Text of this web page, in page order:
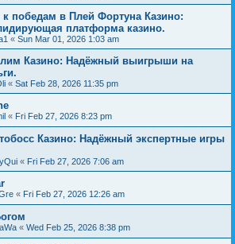
к победам в Плей Фортуна Казино:
платформа казино.
« Sun Mar 01, 2026 1:03 am
Казино: Надёжный выигрыши на
« Sat Feb 28, 2026 11:35 pm
« Fri Feb 27, 2026 8:23 pm
Казино: Надёжный экспертные игры
« Fri Feb 27, 2026 7:06 am
« Fri Feb 27, 2026 12:26 am
« Wed Feb 25, 2026 8:38 pm